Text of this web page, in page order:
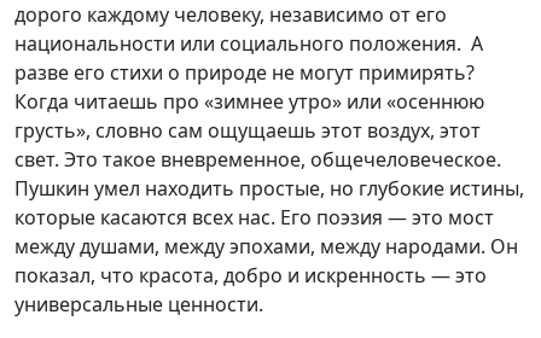
дорого каждому человеку, независимо от его
национальности или социального положения. А
разве его стихи о природе не могут примирять?
Когда читаешь про «зимнее утро» или «осеннюю
грусть», словно сам ощущаешь этот воздух, этот
свет. Это такое вневременное, общечеловеческое.
Пушкин умел находить простые, но глубокие истины,
которые касаются всех нас. Его поэзия — это мост
между душами, между эпохами, между народами. Он
показал, что красота, добро и искренность — это
универсальные ценности.